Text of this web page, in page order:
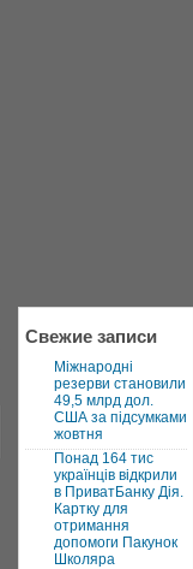
Свежие записи
Міжнародні
резерви становили
49,5 млрд дол.
США за підсумками
жовтня
Понад 164 тис
українців відкрили
в ПриватБанку Дія.
Картку для
отримання
допомоги Пакунок
Школяра